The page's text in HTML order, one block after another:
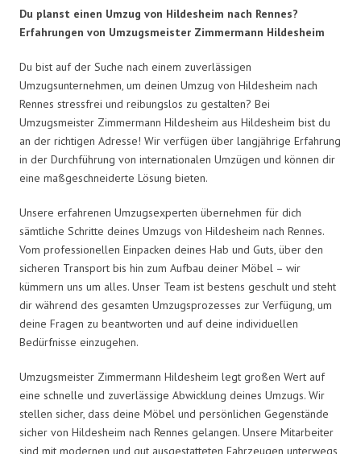
Du planst einen Umzug von Hildesheim nach Rennes?
Erfahrungen von Umzugsmeister Zimmermann Hildesheim
Du bist auf der Suche nach einem zuverlässigen
Umzugsunternehmen, um deinen Umzug von Hildesheim nach
Rennes stressfrei und reibungslos zu gestalten? Bei
Umzugsmeister Zimmermann Hildesheim aus Hildesheim bist du
an der richtigen Adresse! Wir verfügen über langjährige Erfahrung
in der Durchführung von internationalen Umzügen und können dir
eine maßgeschneiderte Lösung bieten.
Unsere erfahrenen Umzugsexperten übernehmen für dich
sämtliche Schritte deines Umzugs von Hildesheim nach Rennes.
Vom professionellen Einpacken deines Hab und Guts, über den
sicheren Transport bis hin zum Aufbau deiner Möbel – wir
kümmern uns um alles. Unser Team ist bestens geschult und steht
dir während des gesamten Umzugsprozesses zur Verfügung, um
deine Fragen zu beantworten und auf deine individuellen
Bedürfnisse einzugehen.
Umzugsmeister Zimmermann Hildesheim legt großen Wert auf
eine schnelle und zuverlässige Abwicklung deines Umzugs. Wir
stellen sicher, dass deine Möbel und persönlichen Gegenstände
sicher von Hildesheim nach Rennes gelangen. Unsere Mitarbeiter
sind mit modernen und gut ausgestatteten Fahrzeugen unterwegs,